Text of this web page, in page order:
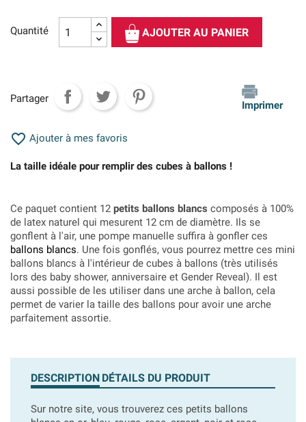
Quantité AJOUTER AU PANIER
Partager
Imprimer
 Ajouter à mes favoris
La taille idéale pour remplir des cubes à ballons !
Ce paquet contient 12 petits ballons blancs composés à 100%
de latex naturel qui mesurent 12 cm de diamètre. Ils se
gonflent à l'air, une pompe manuelle suffira à gonfler ces
ballons blancs. Une fois gonflés, vous pourrez mettre ces mini
ballons blancs à l'intérieur de cubes à ballons (très utilisés
lors des baby shower, anniversaire et Gender Reveal). Il est
aussi possible de les utiliser dans une arche à ballon, cela
permet de varier la taille des ballons pour avoir une arche
parfaitement assortie.
DESCRIPTION DÉTAILS DU PRODUIT
Sur notre site, vous trouverez ces petits ballons